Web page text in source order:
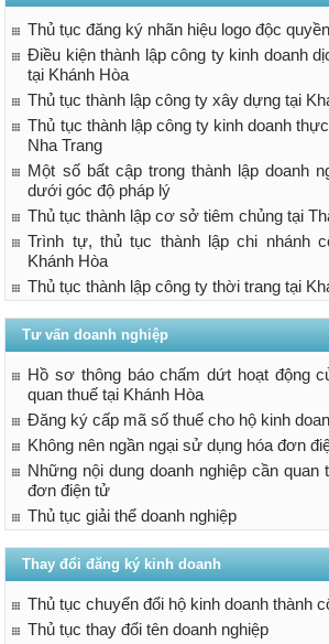
Thủ tục đăng ký nhãn hiệu logo độc
Điều kiện thành lập công ty kinh doanh
tại Khánh Hòa
Thủ tục thành lập công ty xây dựng tại
Thủ tục thành lập công ty kinh doanh
Nha Trang
Một số bất cập trong thành lập doanh
dưới góc độ pháp lý
Thủ tục thành lập cơ sở tiêm chủng tại
Trình tự, thủ tục thành lập chi nhánh
Khánh Hòa
Thủ tục thành lập công ty thời trang tại
Tư vấn doanh nghiệp
Hồ sơ thông báo chấm dứt hoạt động
quan thuế tại Khánh Hòa
Đăng ký cấp mã số thuế cho hộ kinh
Không nên ngần ngại sử dụng hóa đơn
Những nội dung doanh nghiệp cần quan
đơn điện tử
Thủ tục giải thể doanh nghiệp
Thay đổi đăng ký kinh doanh
Thủ tục chuyển đổi hộ kinh doanh thành
Thủ tục thay đổi tên doanh nghiệp